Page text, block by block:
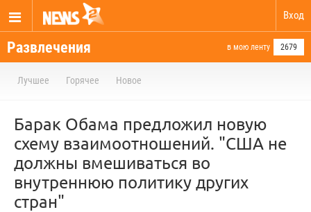
Вход
Развлечения в мою ленту 2679
Лучшее Горячее Новое
Барак Обама предложил новую
схему взаимоотношений. "США не
должны вмешиваться во
внутреннюю политику других
стран"